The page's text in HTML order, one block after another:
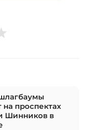
проспектах
Шинников в